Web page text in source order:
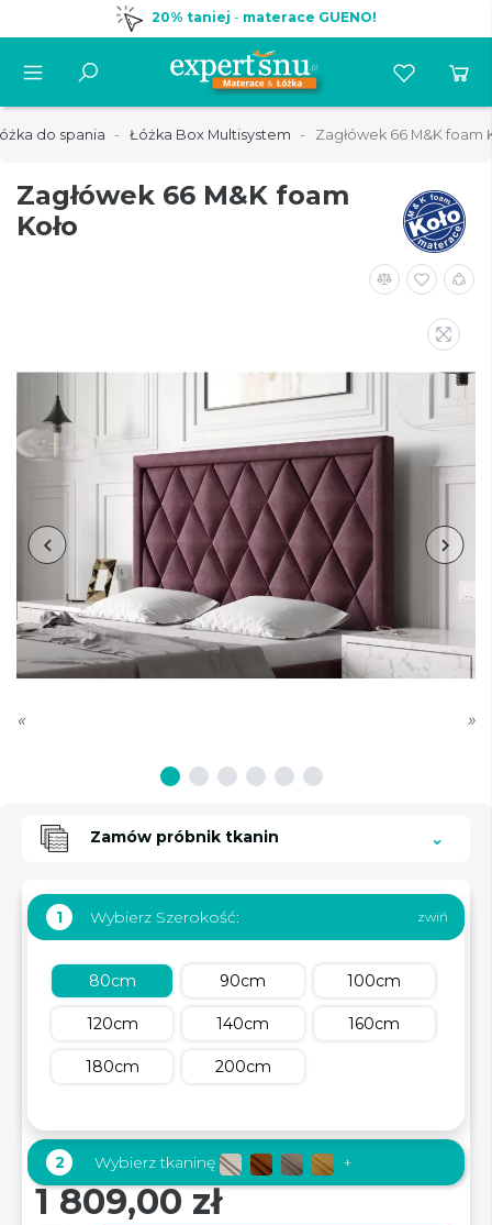
20% taniej - materace GUENO!
do spania Łóżka Box Multisystem Zagłówek 66 M&K foam
Zagłówek 66 M&K foam
Koło
« »
Zamów próbnik tkanin
1 Wybierz Szerokość:
80cm 90cm 100cm
120cm 140cm 160cm
180cm 200cm
2 Wybierz tkaninę +
1 809,00 zł